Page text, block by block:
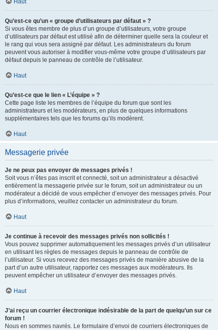
Haut
Qu’est-ce qu’un « groupe d’utilisateurs par défaut » ?
Si vous êtes membre de plus d’un groupe d’utilisateurs, votre groupe
d’utilisateurs par défaut est utilisé afin de déterminer quelle sera la couleur et
le rang qui vous sera assigné par défaut. Les administrateurs du forum
peuvent vous autoriser à modifier vous-même votre groupe d’utilisateurs par
défaut depuis le panneau de contrôle de l’utilisateur.
Haut
Qu’est-ce que le lien « L’équipe » ?
Cette page liste les membres de l’équipe du forum que sont les
administrateurs et les modérateurs, en plus de quelques informations
supplémentaires tels que les forums qu’ils modèrent.
Haut
Messagerie privée
Je ne peux pas envoyer de messages privés !
Soit vous n’êtes pas inscrit et connecté, soit un administrateur a désactivé
entièrement la messagerie privée sur le forum, soit un administrateur ou un
modérateur a décidé de vous empêcher d’envoyer des messages privés. Pour
plus d’informations, veuillez contacter un administrateur du forum.
Haut
Je continue à recevoir des messages privés non sollicités !
Vous pouvez supprimer automatiquement les messages privés d’un utilisateur
en utilisant les règles de messages depuis le panneau de contrôle de
l’utilisateur. Si vous recevez des messages privés de manière abusive de la
part d’un autre utilisateur, rapportez ces messages aux modérateurs. Ils
peuvent empêcher un utilisateur d’envoyer des messages privés.
Haut
J’ai reçu un courrier électronique indésirable de la part de quelqu’un sur ce
forum !
Nous en sommes navrés. Le formulaire d’envoi de courriers électroniques de